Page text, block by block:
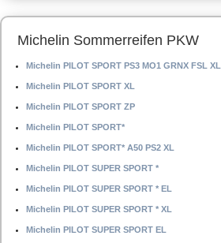
Michelin Sommerreifen PKW
Michelin PILOT SPORT PS3 MO1 GRNX FSL XL
Michelin PILOT SPORT XL
Michelin PILOT SPORT ZP
Michelin PILOT SPORT*
Michelin PILOT SPORT* A50 PS2 XL
Michelin PILOT SUPER SPORT *
Michelin PILOT SUPER SPORT * EL
Michelin PILOT SUPER SPORT * XL
Michelin PILOT SUPER SPORT EL